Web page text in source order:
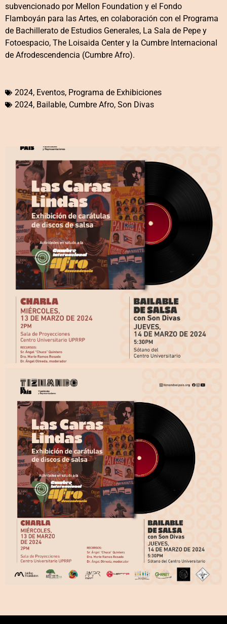
subvencionado por Mellon Foundation y el Fondo
Flamboyán para las Artes, en colaboración con el Programa
de Bachillerato de Estudios Generales, La Sala de Pepe y
Fotoespacio, The Loisaida Center y la Cumbre Internacional
de Afrodescendencia (Cumbre Afro).
2024, Eventos, Programa de Exhibiciones
2024, Bailable, Cumbre Afro, Son Divas